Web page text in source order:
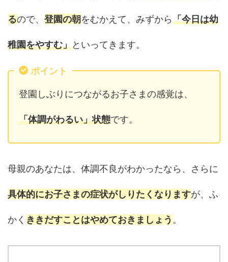
るので、 登園の朝をむかえて、みずから「今日は幼
稚園をやすむ」といってきます。
ポイント
登園しぶりにつながるお子さまの感覚は、
「体調がわるい」状態です。
母親のあなたは、体調不良がわかったなら、さらに
具体的にお子さまの症状がしりたくなりますが、ふ
かく ききだすことはやめておきましょう 。